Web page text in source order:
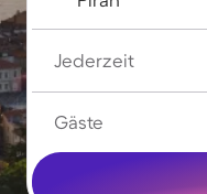
Jederzeit
Gäste